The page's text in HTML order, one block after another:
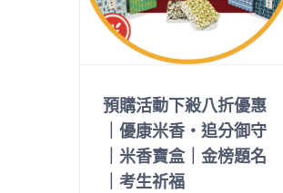
預購活動下殺八折優惠
｜優康米香・追分御守
｜米香寶盒｜金榜題名
｜考生祈福